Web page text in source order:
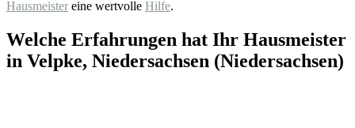
Hausmeister eine wertvolle Hilfe.
Welche Erfahrungen hat Ihr Hausmeister
in Velpke, Niedersachsen (Niedersachsen)